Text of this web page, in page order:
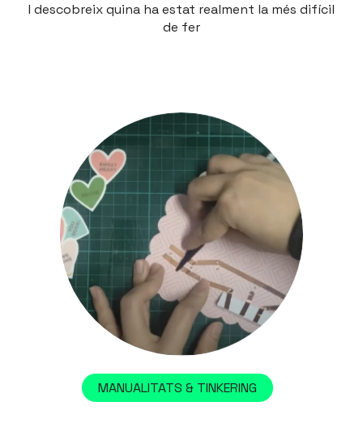
I descobreix quina ha estat realment la més difícil
de fer
MANUALITATS & TINKERING